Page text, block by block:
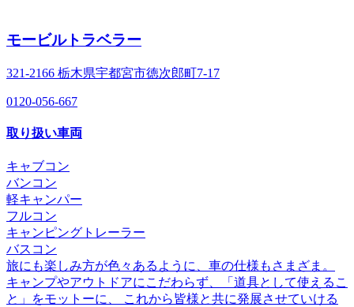
モービルトラベラー
321-2166 栃木県宇都宮市徳次郎町7-17
0120-056-667
取り扱い車両
キャブコン
バンコン
軽キャンパー
フルコン
キャンピングトレーラー
バスコン
旅にも楽しみ方が色々あるように、車の仕様もさまざま。
キャンプやアウトドアにこだわらず、「道具として使えるこ
と」をモットーに、 これから皆様と共に発展させていける